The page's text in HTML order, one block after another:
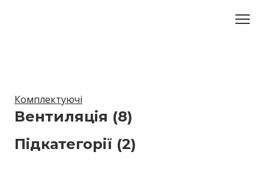
Комплектуючі
Вентиляція (8)
Підкатегорії (2)